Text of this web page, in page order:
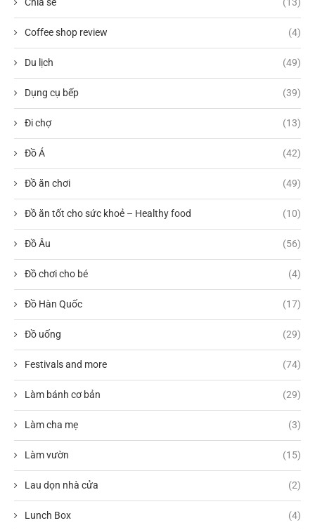
Coffee shop review (4)
Du lịch (49)
Dụng cụ bếp (39)
Đi chợ (13)
Đồ Á (42)
Đồ ăn chơi (49)
Đồ ăn tốt cho sức khoẻ – Healthy food (10)
Đồ Âu (56)
Đồ chơi cho bé (4)
Đồ Hàn Quốc (17)
Đồ uống (29)
Festivals and more (74)
Làm bánh cơ bản (29)
Làm cha mẹ (3)
Làm vườn (15)
Lau dọn nhà cửa (2)
Lunch Box (4)